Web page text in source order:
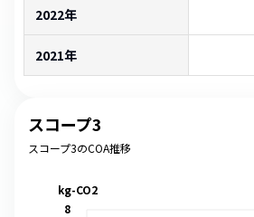
2022年
2021年
スコープ3
スコープ3のCOA推移
8
kg-CO2